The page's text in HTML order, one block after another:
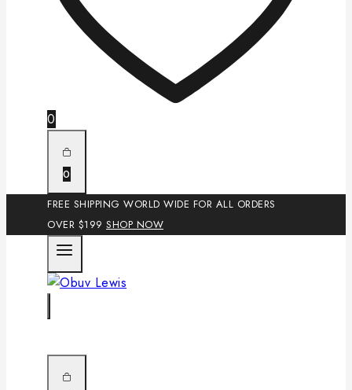
0
0
FREE SHIPPING WORLD WIDE FOR ALL ORDERS
OVER $199 SHOP NOW